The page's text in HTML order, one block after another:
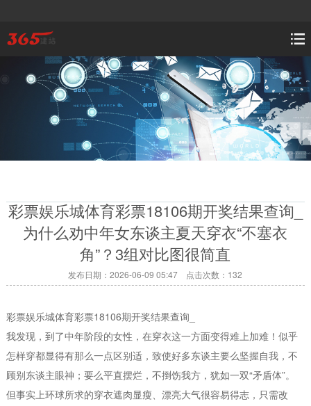
彩票娱乐城体育彩票18106期开奖结果查询_
为什么劝中年女东谈主夏天穿衣“不塞衣
角”？3组对比图很简直
发布日期：2026-06-09 05:47 点击次数：132
彩票娱乐城体育彩票18106期开奖结果查询_
我发现，到了中年阶段的女性，在穿衣这一方面变得难上加难！似乎
怎样穿都显得有那么一点区别适，致使好多东谈主要么坚握自我，不
顾别东谈主眼神；要么平直摆烂，不捯饬我方，犹如一双“矛盾体”。
但事实上环球所求的穿衣遮肉显瘦、漂亮大气很容易得志，只需改